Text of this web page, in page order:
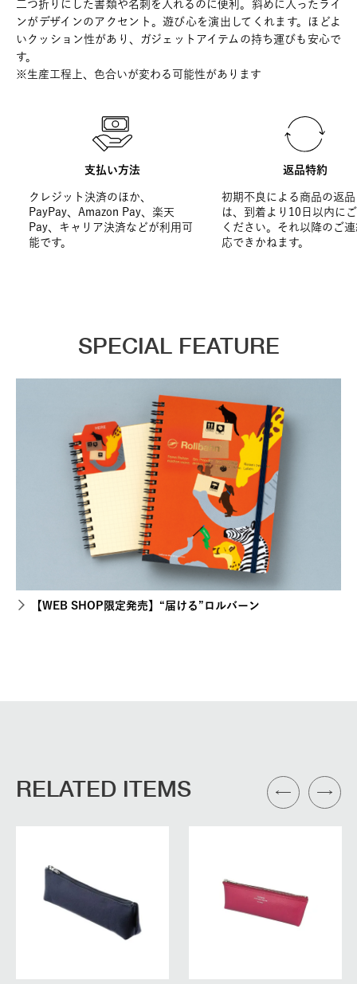
二つ折りにした書類や名刺を入れるのに便利。斜めに入ったライ
ンがデザインのアクセント。遊び心を演出してくれます。ほどよ
いクッション性があり、ガジェットアイテムの持ち運びも安心で
す。
※生産工程上、色合いが変わる可能性があります
支払い方法
クレジット決済のほか、
PayPay、Amazon Pay、楽天
Pay、キャリア決済などが利用可
能です。
返品特約
初期不良による商品の返
は、到着より10日以内に
ください。それ以降のご
応できかねます。
SPECIAL FEATURE
【WEB SHOP限定発売】“届ける”ロルバーン
RELATED ITEMS